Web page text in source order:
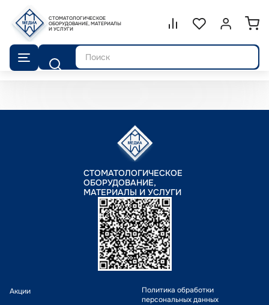
СТОМАТОЛОГИЧЕСКОЕ
ОБОРУДОВАНИЕ, МАТЕРИАЛЫ
И УСЛУГИ
Сравнение.
СписокВойти или
Поиск
СТОМАТОЛОГИЧЕСКОЕ
ОБОРУДОВАНИЕ,
МАТЕРИАЛЫ И УСЛУГИ
Акции
Политика обработки
персональных данных